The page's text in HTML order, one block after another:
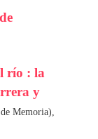
río : la
y
Memoria),